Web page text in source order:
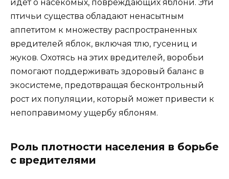
идет о насекомых, повреждающих яблони. Эти
птичьи существа обладают ненасытным
аппетитом к множеству распространенных
вредителей яблок, включая тлю, гусениц и
жуков. Охотясь на этих вредителей, воробьи
помогают поддерживать здоровый баланс в
экосистеме, предотвращая бесконтрольный
рост их популяции, который может привести к
непоправимому ущербу яблоням.
Роль плотности населения в борьбе
с вредителями